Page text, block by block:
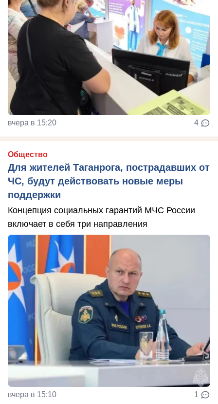
вчера в 15:20 4
Общество
Для жителей Таганрога, пострадавших от
ЧС, будут действовать новые меры
поддержки
Концепция социальных гарантий МЧС России
включает в себя три направления
вчера в 15:10 1